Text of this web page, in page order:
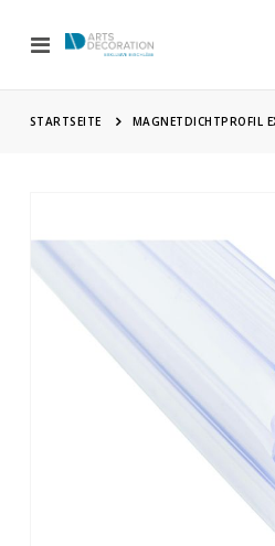
Navigation
STARTSEITE MAGNETDICHTPROFIL
der
Bildgalerie
springen